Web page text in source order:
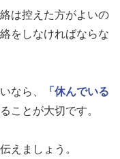
は控えた方がよいの
をしなければならな
なら、
「休んでいる
ことが大切です。
えましょう。